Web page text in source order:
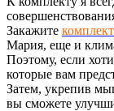
Закажите
Мария, еще и
Поэтому, если
которые вам
Затем, укрепив
вы сможете